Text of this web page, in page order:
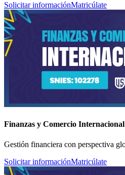
Solicitar informaciónMatricúlate
Finanzas y Comercio Internacional
Gestión financiera con perspectiva
Solicitar informaciónMatricúlate